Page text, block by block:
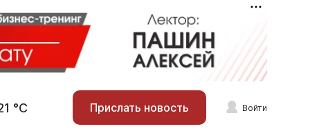
°С Прислать новость Войти